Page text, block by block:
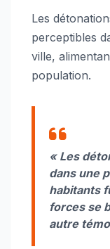
Les
perceptibles
ville,
population.
« Les
dans une
habitants
forces se
autre